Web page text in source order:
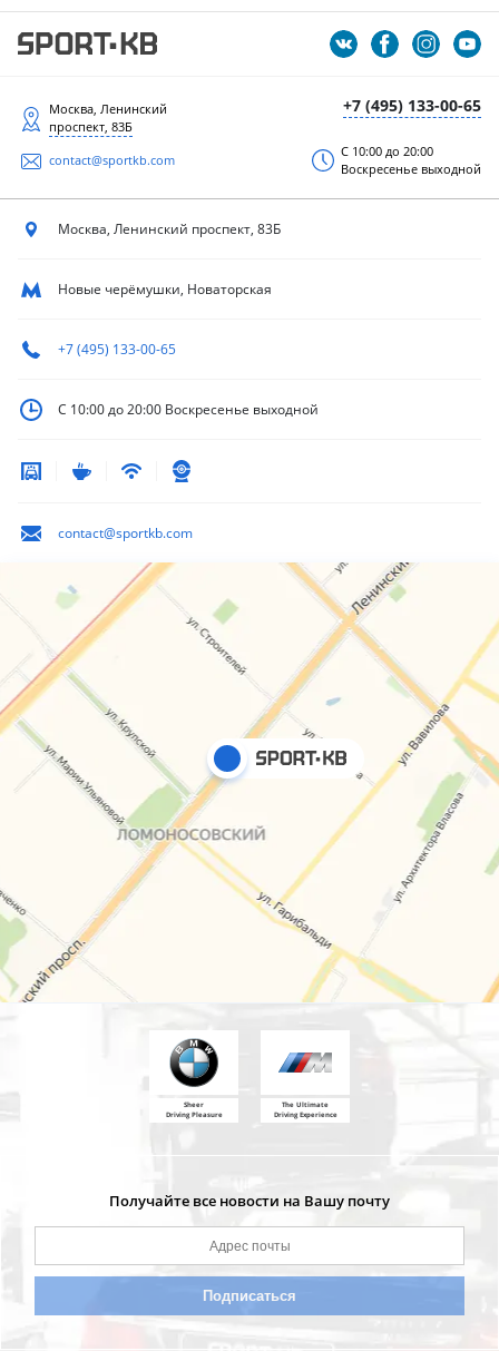
+7 (495) 133-00-65
Москва, Ленинский
проспект, 83Б
contact@sportkb.com
С 10:00 до 20:00
Воскресенье выходной
Москва, Ленинский проспект, 83Б
Новые черёмушки, Новаторская
+7 (495) 133-00-65
С 10:00 до 20:00 Воскресенье выходной
contact@sportkb.com
Sheer
Driving Pleasure
The Ultimate
Driving Experience
Получайте все новости на Вашу почту